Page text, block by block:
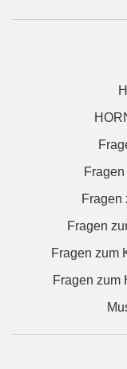
Fragen
Fragen
Fragen zum
Fragen zum